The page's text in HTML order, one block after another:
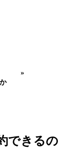
»
できるの